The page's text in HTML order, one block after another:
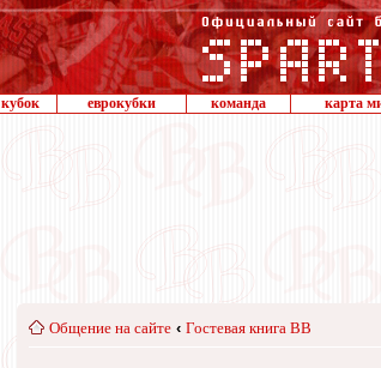
кубок еврокубки команда карта
Общение на сайте ‹ Гостевая книга ВВ